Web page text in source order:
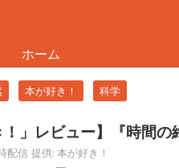
ホーム
本が好き！ 科学
！」レビュー】『時間
配信 提供: 本が好き！